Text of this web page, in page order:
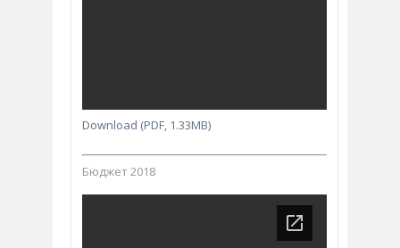
Download (PDF, 1.33MB)
Бюджет 2018